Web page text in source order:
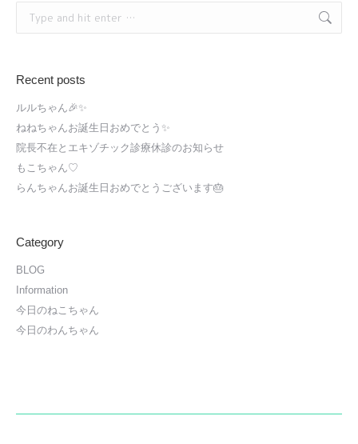
Recent posts
ルルちゃん🎉✨
ねねちゃんお誕生日おめでとう✨
院長不在とエキゾチック診療休診のお知らせ
もこちゃん♡
らんちゃんお誕生日おめでとうございます🎂
Category
BLOG
Information
今日のねこちゃん
今日のわんちゃん